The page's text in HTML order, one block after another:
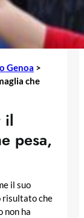
Genoa >
che
il
pesa,
il suo
risultato che
non ha